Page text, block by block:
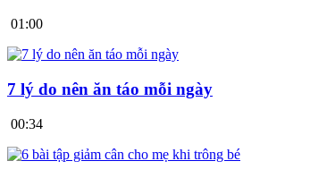
01:00
7 lý do nên ăn táo mỗi ngày
00:34